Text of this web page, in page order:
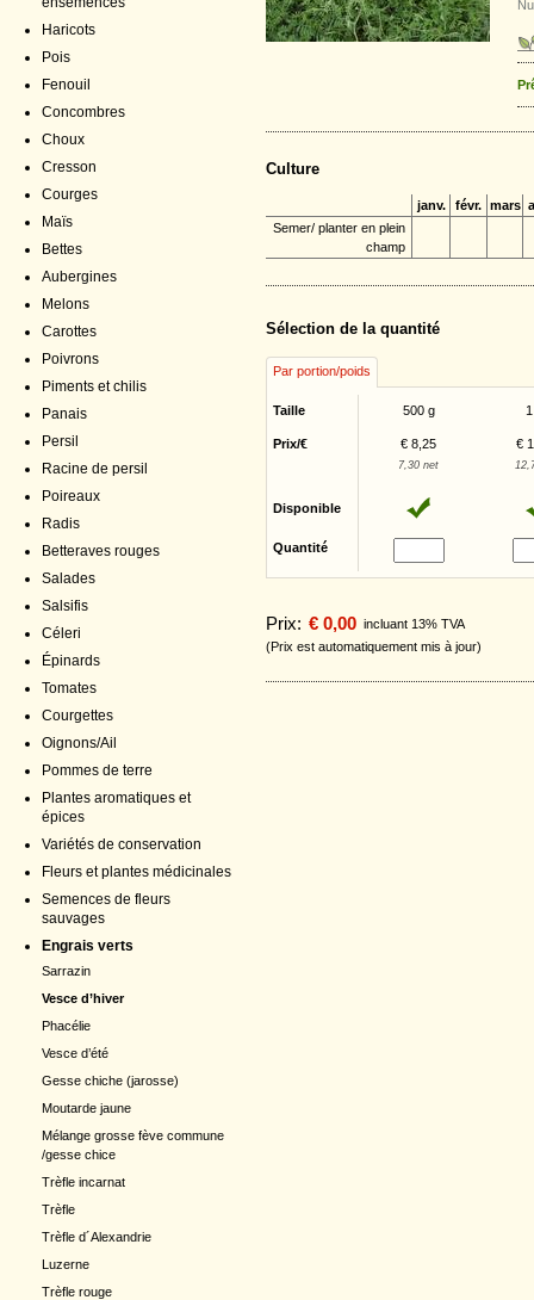
Haricots
Pois
Fenouil
Concombres
Choux
Cresson
Courges
Maïs
Bettes
Aubergines
Melons
Carottes
Poivrons
Piments et chilis
Panais
Persil
Racine de persil
Poireaux
Radis
Betteraves rouges
Salades
Salsifis
Céleri
Épinards
Tomates
Courgettes
Oignons/Ail
Pommes de terre
Plantes aromatiques et
épices
Variétés de conservation
Fleurs et plantes médicinales
Semences de fleurs
sauvages
Engrais verts
Sarrazin
Vesce d’hiver
Phacélie
Vesce d’été
Gesse chiche (jarosse)
Moutarde jaune
Mélange grosse fève commune
/gesse chice
Trèfle incarnat
Trèfle
Trèfle d´Alexandrie
Luzerne
Trèfle rouge
Culture
janv. févr. mars
Semer/ planter en plein
champ
Sélection de la quantité
Par portion/poids
Taille 500 g
Prix/€ € 8,25 €
7,30 net
Disponible
Quantité
Prix: € 0,00 incluant 13% TVA
(Prix est automatiquement mis à jour)